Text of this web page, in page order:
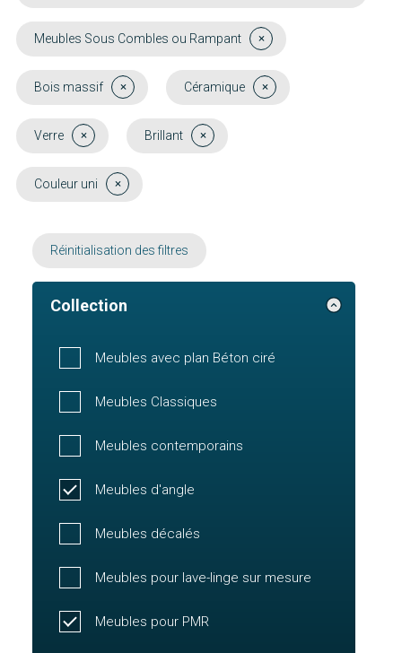
Meubles Sous Combles ou Rampant
Bois massif Céramique
Verre Brillant
Couleur uni
Réinitialisation des filtres
Collection
Meubles avec plan Béton ciré
Meubles Classiques
Meubles contemporains
Meubles d'angle
Meubles décalés
Meubles pour lave-linge sur mesure
Meubles pour PMR